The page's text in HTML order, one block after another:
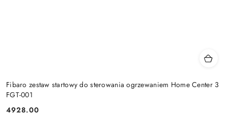
Fibaro zestaw startowy do sterowania ogrzewaniem Home Center 3
FGT-001
4928.00